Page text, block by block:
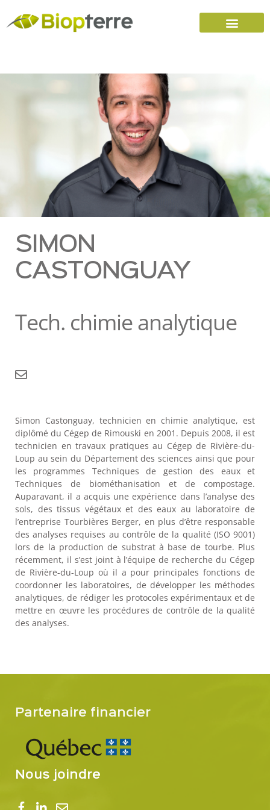
SIMON
CASTONGUAY
Tech. chimie analytique
Simon Castonguay, technicien en chimie analytique, est
diplômé du Cégep de Rimouski en 2001. Depuis 2008, il est
technicien en travaux pratiques au Cégep de Rivière-du-
Loup au sein du Département des sciences ainsi que pour
les programmes Techniques de gestion des eaux et
Techniques de biométhanisation et de compostage.
Auparavant, il a acquis une expérience dans l’analyse des
sols, des tissus végétaux et des eaux au laboratoire de
l’entreprise Tourbières Berger, en plus d’être responsable
des analyses requises au contrôle de la qualité (ISO 9001)
lors de la production de substrat à base de tourbe. Plus
récemment, il s’est joint à l’équipe de recherche du Cégep
de Rivière-du-Loup où il a pour principales fonctions de
coordonner les laboratoires, de développer les méthodes
analytiques, de rédiger les protocoles expérimentaux et de
mettre en œuvre les procédures de contrôle de la qualité
des analyses.
Partenaire financier
Nous joindre